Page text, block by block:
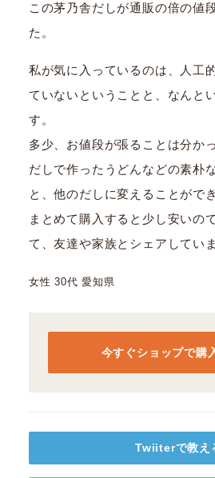
この茅乃舎だしが通販の倍の値
た。
私が気に入っているのは、人工
ていないということと、なんと
す。
多少、お値段が張ることは分か
だしで作ったうどんなどの素朴
と、他のだしに変えることがで
まとめて購入すると少し安いの
て、友達や家族とシェアしていま
女性 30代 愛知県
今すぐショップで購
Twiiterで教え